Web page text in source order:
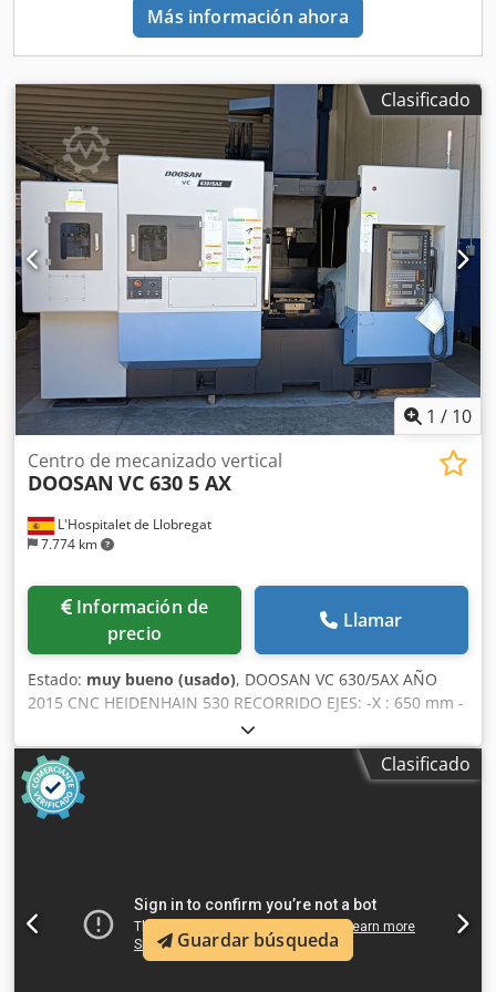
Más información ahora
Clasificado
1 / 10
L'Hospitalet de Llobregat
7.774 km
Centro de mecanizado vertical
DOOSAN VC 630 5 AX
Información de
precio
Llamar
Estado: muy bueno (usado), DOOSAN VC 630/5AX AÑO
2015 CNC HEIDENHAIN 530 RECORRIDO EJES: -X : 650 mm -
Y: 765 mm -Z: 520 mm -A: 150 (+30 -120º) –(0,001º) Dcsdpfx
Aszc Hm Ujpiok -C : 360º (0,001º) MESA: -5 Ejes contínuos -⌀
630 mm -Distancia de husillo a mesa : 210-730mm -Max.
peso admisible : 500 kg MOVIMIENTOS RAPIDOS: - X: 40
m/min - Y: 40 m/min - Z: 36 m/min -A: 20º/min -C: 30º/min
: 20.000 OPCIONES INCLUIDAS: -Reglas ópticas en todos los
ejes -Cambio de herramientas de 120 unidades -
Cambiador automático de 5 pallets -Sonda de medición
Clasificado
Guardar búsqueda